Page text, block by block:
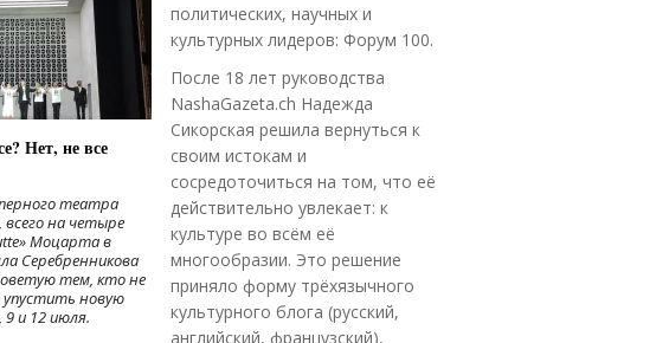
Нет, не все
театра
на четыре
Моцарта в
Серебренникова
тем, кто не
упустить новую
и 12 июля.
политических, научных и
культурных лидеров: Форум 100.
После 18 лет руководства
NashaGazeta.ch Надежда
Сикорская решила вернуться к
своим истокам и
сосредоточиться на том, что её
действительно увлекает: к
культуре во всём её
многообразии. Это решение
приняло форму трёхязычного
культурного блога (русский,
английский, французский),